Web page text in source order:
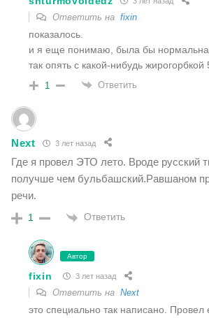
Ответить на fixin
показалось.
и я еще понимаю, была бы
так опять с какой-нибудь
1 Ответить
Next 3 лет назад
Где я провел ЭТО лето. Вроде русский
получше чем бульбашский.Равшаном
речи.
1 Ответить
Автор
fixin 3 лет назад
Ответить на Next
это специально так написано. Провел